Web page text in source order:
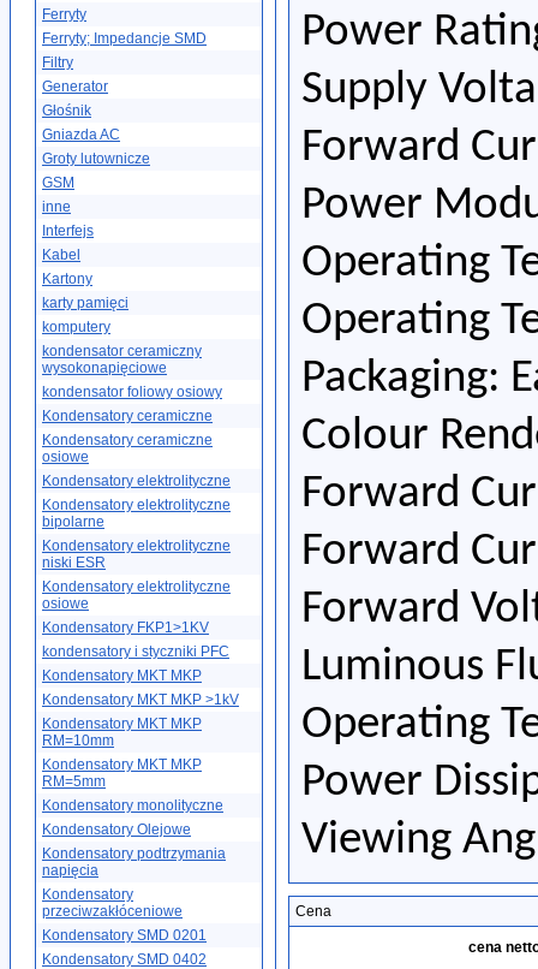
Ferryty
Ferryty; Impedancje SMD
Filtry
Generator
Głośnik
Gniazda AC
Groty lutownicze
GSM
inne
Interfejs
Kabel
Kartony
karty pamięci
komputery
kondensator ceramiczny
wysokonapięciowe
kondensator foliowy osiowy
Kondensatory ceramiczne
Kondensatory ceramiczne
osiowe
Kondensatory elektrolityczne
Kondensatory elektrolityczne
bipolarne
Kondensatory elektrolityczne
niski ESR
Kondensatory elektrolityczne
osiowe
Kondensatory FKP1>1KV
kondensatory i styczniki PFC
Kondensatory MKT MKP
Kondensatory MKT MKP >1kV
Kondensatory MKT MKP
RM=10mm
Kondensatory MKT MKP
RM=5mm
Kondensatory monolityczne
Kondensatory Olejowe
Kondensatory podtrzymania
napięcia
Kondensatory
przeciwzakłóceniowe
Kondensatory SMD 0201
Kondensatory SMD 0402
Power
Supply
Forward
Power
Operating
Operating
Packaging:
Colour
Forward
Forward
Forward
Luminous
Operating
Power
Viewing
Cena
cena